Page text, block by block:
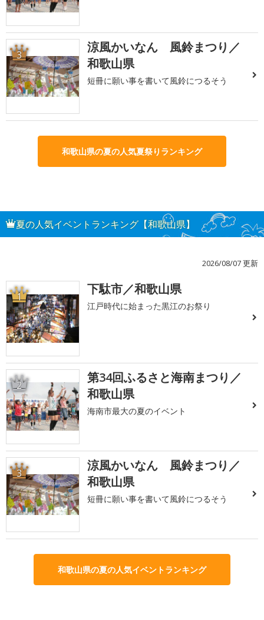
3
涼風かいなん 風鈴まつり／
和歌山県
短冊に願い事を書いて風鈴につるそう
和歌山県の夏の人気夏祭りランキング
夏の人気イベントランキング【和歌山県】
2026/08/07 更新
1 下駄市／和歌山県
江戸時代に始まった黒江のお祭り
2
第34回ふるさと海南まつり／
和歌山県
海南市最大の夏のイベント
3
涼風かいなん 風鈴まつり／
和歌山県
短冊に願い事を書いて風鈴につるそう
和歌山県の夏の人気イベントランキング